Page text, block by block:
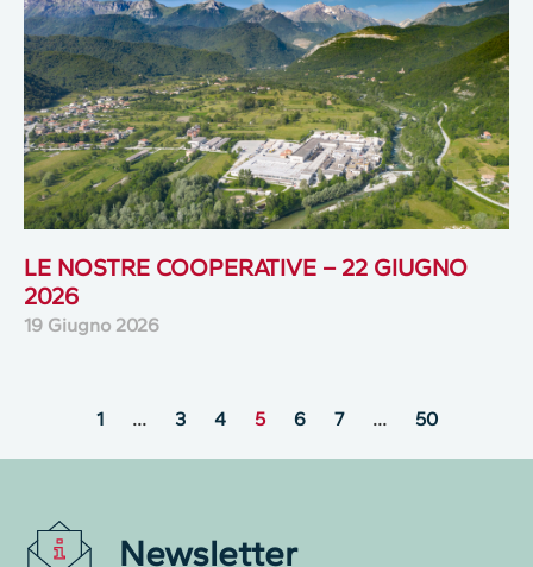
LE NOSTRE COOPERATIVE – 22 GIUGNO
2026
19 Giugno 2026
1 … 3 4 5 6 7 … 50
Newsletter